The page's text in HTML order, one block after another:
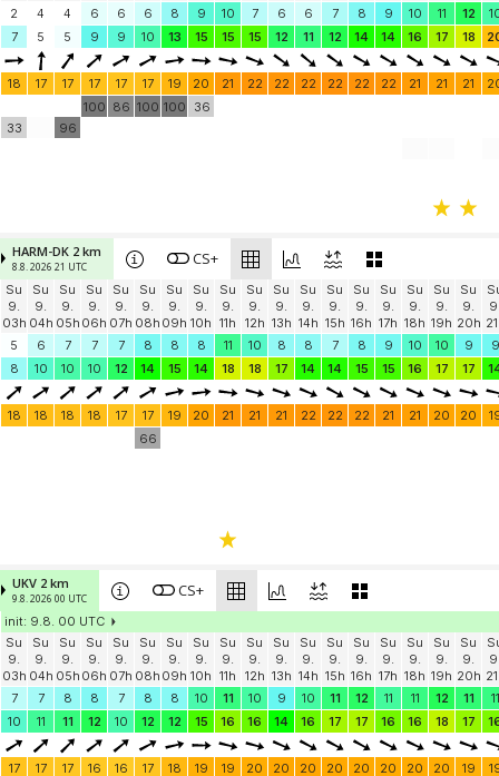
2
4 4 6 6 6 8 9 10 7 6 6 7 8 9 10 11 12
7
5 5 9 9 10 13 15 15 15 12 11 12 14 14 16 17 18
18 17 17 17 17 17 19 20 21 22 22 22 22 22 22 21 21 21
33 96
100 86 100 100 36
HARM-DK 2 km
8.8. 2026 21 UTC CS+
Su
9.
03h
Su
9.
04h
Su
9.
05h
Su
9.
06h
Su
9.
07h
Su
9.
08h
Su
9.
09h
Su
9.
10h
Su
9.
11h
Su
9.
12h
Su
9.
13h
Su
9.
14h
Su
9.
15h
Su
9.
16h
Su
9.
17h
Su
9.
18h
Su
9.
19h
Su
9.
20h
5
6 7 7 7 8 8 8 11 10 8 8 7 8 9 10 10 9
9
8
10 10 10 12 14 15 14 18 18 17 14 14 15 15 16 17 17
18 18 18 18 17 17 19 20 21 21 21 22 22 22 21 21 20 20
66
UKV 2 km
9.8. 2026 00 UTC CS+
init: 9.8. 00 UTC
Su
9.
03h
Su
9.
04h
Su
9.
05h
Su
9.
06h
Su
9.
07h
Su
9.
08h
Su
9.
09h
Su
9.
10h
Su
9.
11h
Su
9.
12h
Su
9.
13h
Su
9.
14h
Su
9.
15h
Su
9.
16h
Su
9.
17h
Su
9.
18h
Su
9.
19h
Su
9.
20h
7
7 8 8 7 8 8 10 11 10 9 10 11 12 11 11 12 11
11
10
11 11 12 10 12 12 15 16 16 14 16 17 17 16 16 18 17
17 17 17 16 16 17 18 19 19 20 20 20 20 20 20 20 20 19